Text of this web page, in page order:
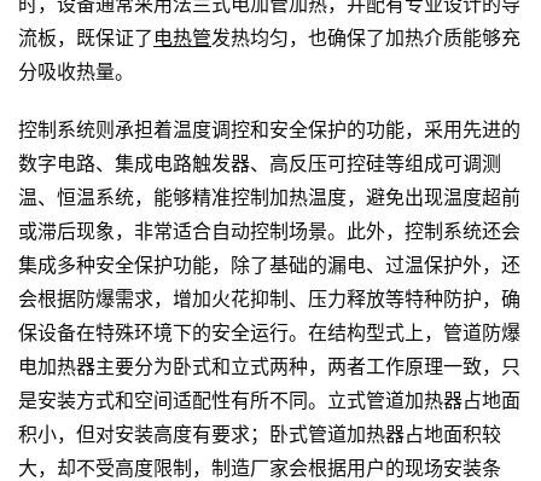
时，设备通常采用法兰式电加管加热，并配有专业设计的导
流板，既保证了 电热管发热均匀，也确保了加热介质能够充
分吸收热量。
控制系统则承担着温度调控和安全保护的功能，采用先进的
数字电路、集成电路触发器、高反压可控硅等组成可调测
温、恒温系统，能够精准控制加热温度，避免出现温度超前
或滞后现象，非常适合自动控制场景。此外，控制系统还会
集成多种安全保护功能，除了基础的漏电、过温保护外，还
会根据防爆需求，增加火花抑制、压力释放等特种防护，确
保设备在特殊环境下的安全运行。在结构型式上，管道防爆
电加热器主要分为卧式和立式两种，两者工作原理一致，只
是安装方式和空间适配性有所不同。立式管道加热器占地面
积小，但对安装高度有要求；卧式管道加热器占地面积较
大，却不受高度限制，制造厂家会根据用户的现场安装条